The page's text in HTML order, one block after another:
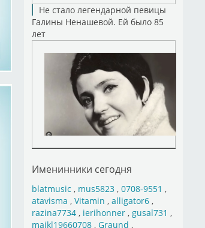
Не стало легендарной певицы
Галины Ненашевой. Ей было 85
лет
Именинники сегодня
blatmusic , mus5823, 0708-9551 ,
atavisma , Vitamin , alligator6,
razina7734, ierihonner, gusal731 ,
maikl19660708, Graund ,